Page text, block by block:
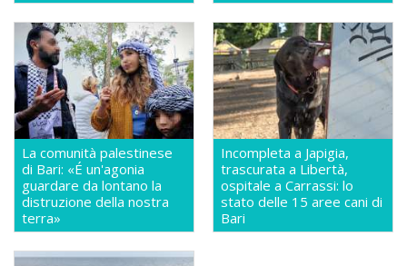
La comunità palestinese
di Bari: «É un'agonia
guardare da lontano la
distruzione della nostra
terra»
Incompleta a Japigia,
trascurata a Libertà,
ospitale a Carrassi: lo
stato delle 15 aree cani di
Bari